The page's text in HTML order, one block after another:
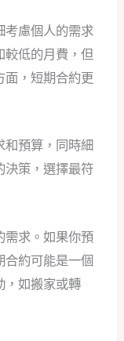
考慮個人的需求
較低的月費，但
面，短期合約更
和預算，同時細
決策，選擇最符
需求。如果你預
合約可能是一個
，如搬家或轉